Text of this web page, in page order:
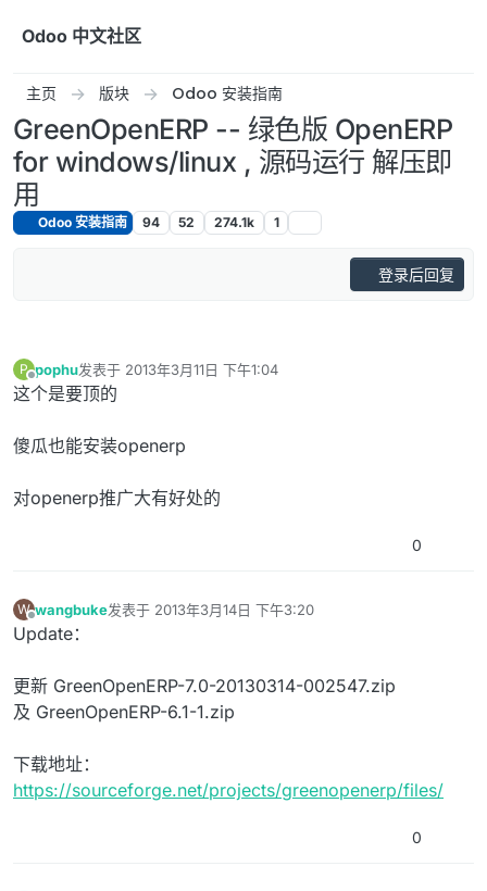
Odoo 中文社区
主页 版块 Odoo 安装指南
GreenOpenERP -- 绿色版 OpenERP
for windows/linux , 源码运行 解压即
用
Odoo 安装指南 94 52 274.1k 1
登录后回复
P
离线
pophu发表于 2013年3月11日 下午1:04
最后由 编辑
这个是要顶的
傻瓜也能安装openerp
对openerp推广大有好处的
0
W
离线
wangbuke发表于 2013年3月14日 下午3:20
最后由 编辑
Update：
更新 GreenOpenERP-7.0-20130314-002547.zip
及 GreenOpenERP-6.1-1.zip
下载地址：
https://sourceforge.net/projects/greenopenerp/files/
0